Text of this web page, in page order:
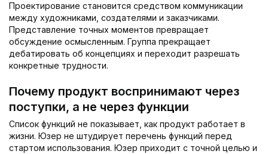
Проектирование становится средством коммуникации
между художниками, создателями и заказчиками.
Представление точных моментов превращает
обсуждение осмысленным. Группа прекращает
дебатировать об концепциях и переходит разрешать
конкретные трудности.
Почему продукт воспринимают через
поступки, а не через функции
Список функций не показывает, как продукт работает в
жизни. Юзер не штудирует перечень функций перед
стартом использования. Юзер приходит с точной целью и